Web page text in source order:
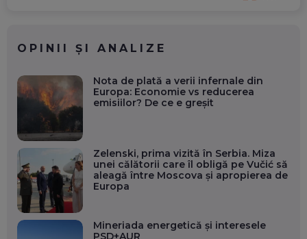
OPINII ȘI ANALIZE
Nota de plată a verii infernale din
Europa: Economie vs reducerea
emisiilor? De ce e greșit
Zelenski, prima vizită în Serbia. Miza
unei călătorii care îl obligă pe Vučić să
aleagă între Moscova și apropierea de
Europa
Mineriada energetică și interesele
PSD+AUR